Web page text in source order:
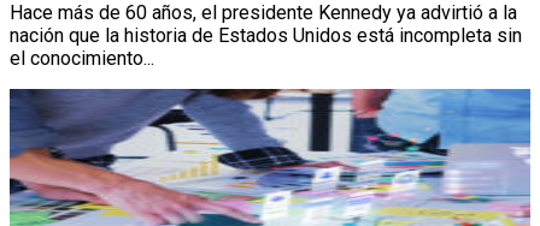
Hace más de 60 años, el presidente Kennedy ya advirtió a la
nación que la historia de Estados Unidos está incompleta sin
el conocimiento...